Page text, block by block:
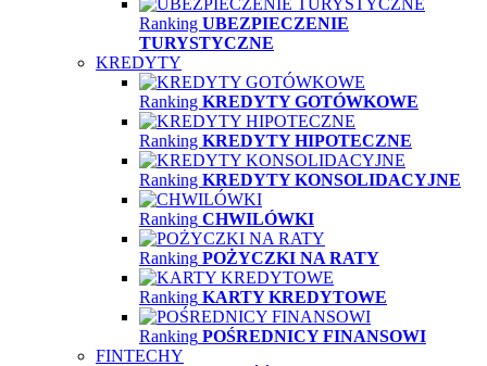
Ranking UBEZPIECZENIE
TURYSTYCZNE
KREDYTY
Ranking KREDYTY GOTÓWKOWE
Ranking KREDYTY HIPOTECZNE
Ranking KREDYTY KONSOLIDACYJNE
Ranking CHWILÓWKI
Ranking POŻYCZKI NA RATY
Ranking KARTY KREDYTOWE
Ranking POŚREDNICY FINANSOWI
FINTECHY